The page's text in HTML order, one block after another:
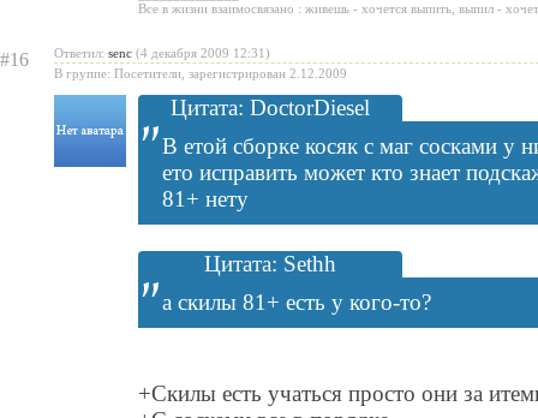
Все в жизни взаимосвязано : живешь - хочется выпить, выпил -
#16 Ответил: senc (4 декабря 2009 12:31)
В группе: Посетители, зарегистрирован 2.12.2009
Цитата: DoctorDiesel
В етой сборке косяк с маг сосками у
ето исправить может кто знает
81+ нету
Цитата: Sethh
а скилы 81+ есть у кого-то?
+Скилы есть учаться просто они за